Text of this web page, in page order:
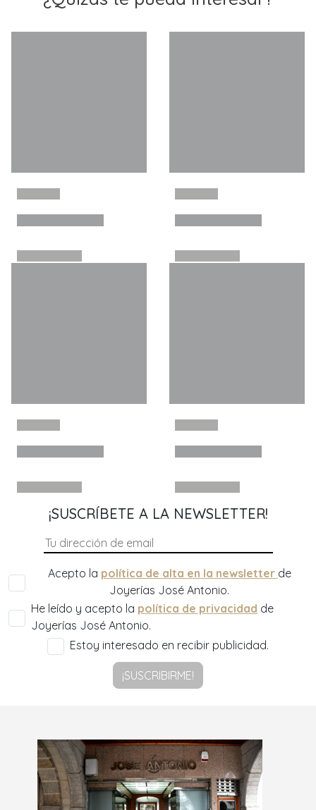
¡SUSCRÍBETE A LA NEWSLETTER!
Acepto la política de alta en la newsletter de
Joyerías José Antonio.
He leído y acepto la política de privacidad de
Joyerías José Antonio.
Estoy interesado en recibir publicidad.
¡SUSCRIBIRME!